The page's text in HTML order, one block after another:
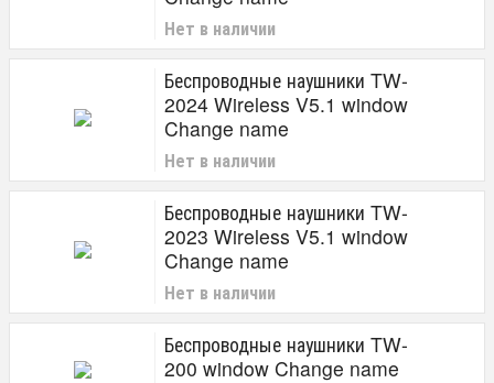
Нет в наличии
Беспроводные наушники TW-
2024 Wireless V5.1 window
Change name
Нет в наличии
Беспроводные наушники TW-
2023 Wireless V5.1 window
Change name
Нет в наличии
Беспроводные наушники TW-
200 window Change name